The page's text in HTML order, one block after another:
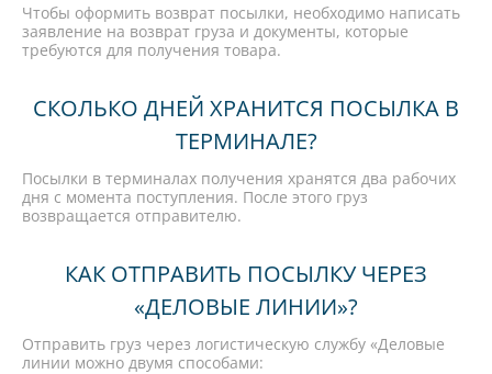
Чтобы оформить возврат посылки, необходимо написать
заявление на возврат груза и документы, которые
требуются для получения товара.
СКОЛЬКО ДНЕЙ ХРАНИТСЯ ПОСЫЛКА В
ТЕРМИНАЛЕ?
Посылки в терминалах получения хранятся два рабочих
дня с момента поступления. После этого груз
возвращается отправителю.
КАК ОТПРАВИТЬ ПОСЫЛКУ ЧЕРЕЗ
«ДЕЛОВЫЕ ЛИНИИ»?
Отправить груз через логистическую службу «Деловые
линии можно двумя способами: